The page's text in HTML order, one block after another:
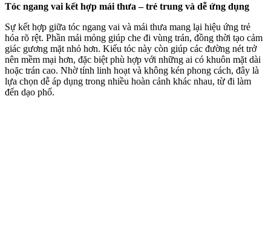
Tóc ngang vai kết hợp mái thưa – trẻ trung và dễ ứng dụng
Sự kết hợp giữa tóc ngang vai và mái thưa mang lại hiệu ứng trẻ
hóa rõ rệt. Phần mái mỏng giúp che đi vùng trán, đồng thời tạo cảm
giác gương mặt nhỏ hơn. Kiểu tóc này còn giúp các đường nét trở
nên mềm mại hơn, đặc biệt phù hợp với những ai có khuôn mặt dài
hoặc trán cao. Nhờ tính linh hoạt và không kén phong cách, đây là
lựa chọn dễ áp dụng trong nhiều hoàn cảnh khác nhau, từ đi làm
đến dạo phố.